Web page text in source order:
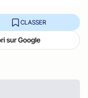
CLASSER
sur Google